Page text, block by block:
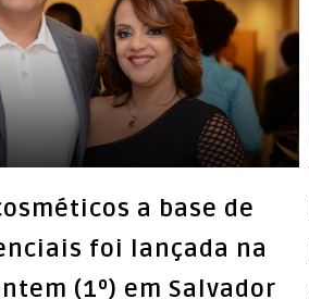
a base de
foi lançada na